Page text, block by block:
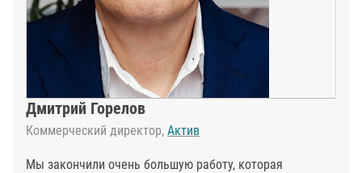
Дмитрий Горелов
Коммерческий директор, Актив
Мы закончили очень большую работу, которая